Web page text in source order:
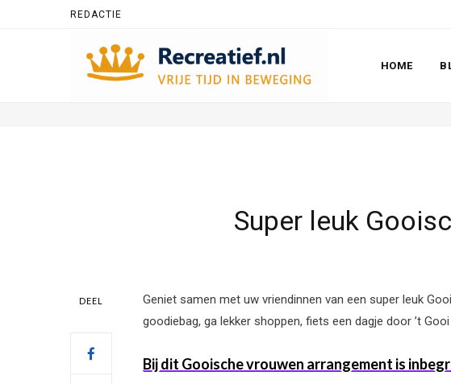
REDACTIE
HOME
Super leuk
DEEL
Geniet samen met uw vriendinnen van een super leuk
goodiebag, ga lekker shoppen, fiets een dagje door ’t
Bij dit Gooische vrouwen arrangement is